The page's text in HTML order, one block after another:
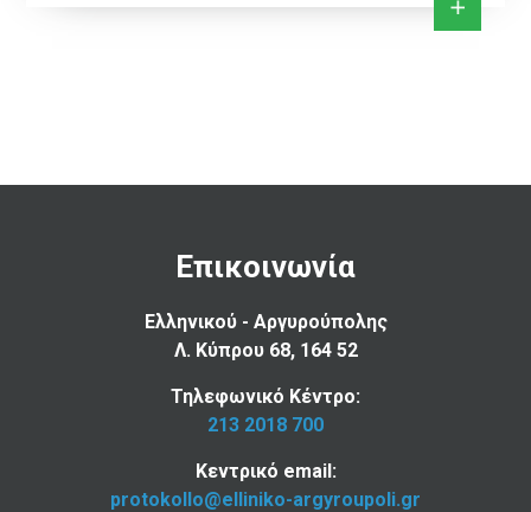
Επικοινωνία
Ελληνικού - Αργυρούπολης
Λ. Κύπρου 68, 164 52
Τηλεφωνικό Κέντρο:
213 2018 700
Κεντρικό email:
protokollo@elliniko-argyroupoli.gr